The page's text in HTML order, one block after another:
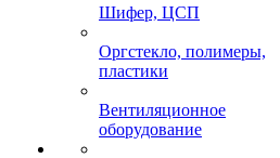
Шифер, ЦСП
Оргстекло, полимеры,
пластики
Вентиляционное
оборудование